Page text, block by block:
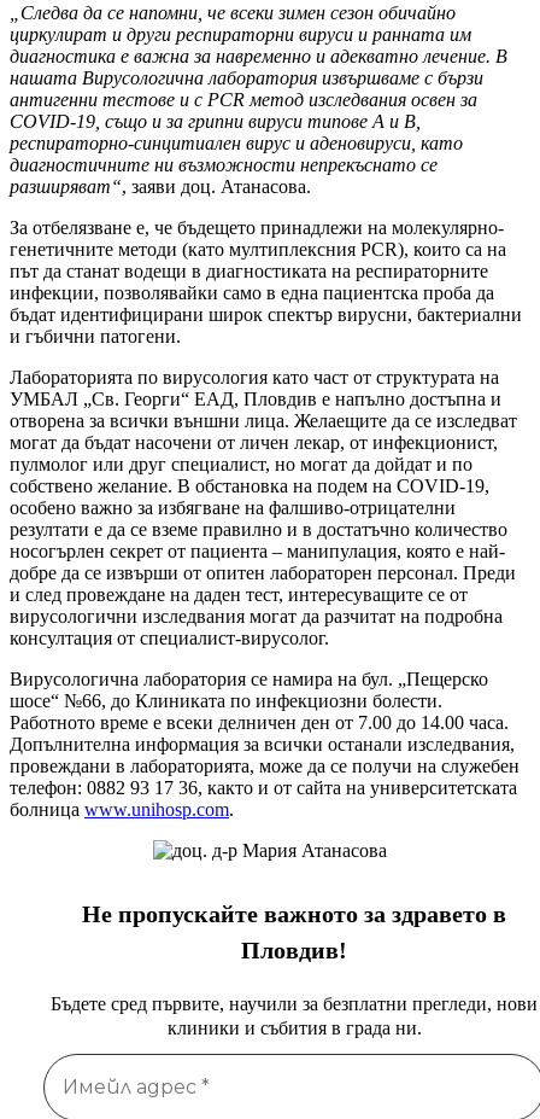
„Следва да се напомни, че всеки зимен сезон обичайно
циркулират и други респираторни вируси и ранната им
диагностика е важна за навременно и адекватно лечение. В
нашата Вирусологична лаборатория извършваме с бързи
антигенни тестове и с PCR метод изследвания освен за
COVID-19, също и за грипни вируси типове А и В,
респираторно-синцитиален вирус и аденовируси, като
диагностичните ни възможности непрекъснато се
разширяват“, заяви доц. Атанасова.
За отбелязване е, че бъдещето принадлежи на молекулярно-
генетичните методи (като мултиплексния PCR), които са на
път да станат водещи в диагностиката на респираторните
инфекции, позволявайки само в една пациентска проба да
бъдат идентифицирани широк спектър вирусни, бактериални
и гъбични патогени.
Лабораторията по вирусология като част от структурата на
УМБАЛ „Св. Георги“ ЕАД, Пловдив е напълно достъпна и
отворена за всички външни лица. Желаещите да се изследват
могат да бъдат насочени от личен лекар, от инфекционист,
пулмолог или друг специалист, но могат да дойдат и по
собствено желание. В обстановка на подем на COVID-19,
особено важно за избягване на фалшиво-отрицателни
резултати е да се вземе правилно и в достатъчно количество
носогърлен секрет от пациента – манипулация, която е най-
добре да се извърши от опитен лабораторен персонал. Преди
и след провеждане на даден тест, интересуващите се от
вирусологични изследвания могат да разчитат на подробна
консултация от специалист-вирусолог.
Вирусологична лаборатория се намира на бул. „Пещерско
шосе“ №66, до Клиниката по инфекциозни болести.
Работното време е всеки делничен ден от 7.00 до 14.00 часа.
Допълнителна информация за всички останали изследвания,
провеждани в лабораторията, може да се получи на служебен
телефон: 0882 93 17 36, както и от сайта на университетската
болница www.unihosp.com.
Не пропускайте важното за здравето в
Пловдив!
Бъдете сред първите, научили за безплатни прегледи, нови
клиники и събития в града ни.